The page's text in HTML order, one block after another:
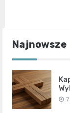
Najnowsze